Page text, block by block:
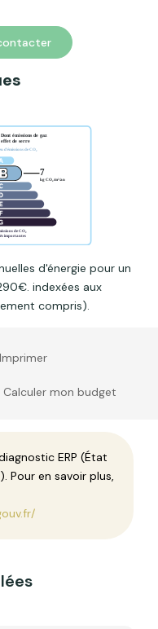
d'énergie pour un
indexées aux
compris).
Imprimer
Calculer mon budget
ERP (État
Pour en savoir plus,